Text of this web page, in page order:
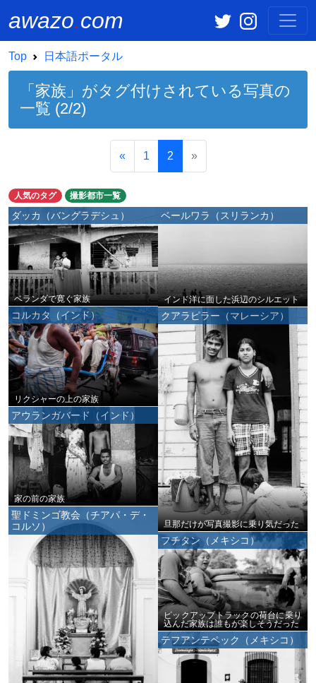
awazo.com
Top 日本語ポータル
「家族」がタグ付けされている写真の
一覧 (2/2)
« 1 2 »
人気のタグ 撮影都市一覧
ダッカ（バングラデシュ）
ベランダで寛ぐ家族
ベールワラ（スリランカ）
インド洋に面した浜辺のシルエット
コルカタ（インド）
リクシャーの上の家族
クアラピラー（マレーシア）
旦那だけが写真撮影に乗り気だった
アウランガバード（インド）
家の前の家族
聖ドミンゴ教会（チアパ・デ・
コルソ）
フチタン（メキシコ）
ピックアップトラックの荷台に乗り
込んだ家族は誰もが楽しそうだった
テフアンテペック（メキシコ）